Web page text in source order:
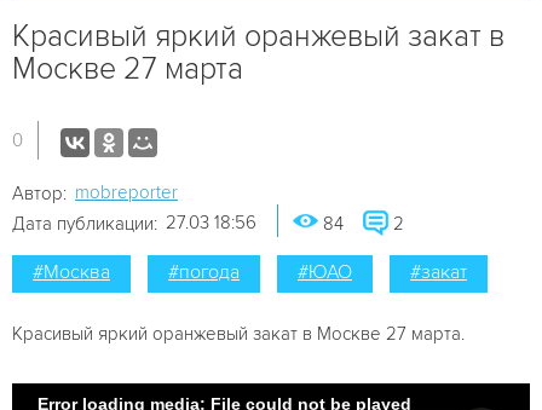
Красивый яркий оранжевый закат в
Москве 27 марта
0
Автор: mobreporter
Дата публикации: 27.03 18:56 84 2
#Москва #погода #ЮАО #закат
Красивый яркий оранжевый закат в Москве 27 марта.
Error loading media: File could not be played